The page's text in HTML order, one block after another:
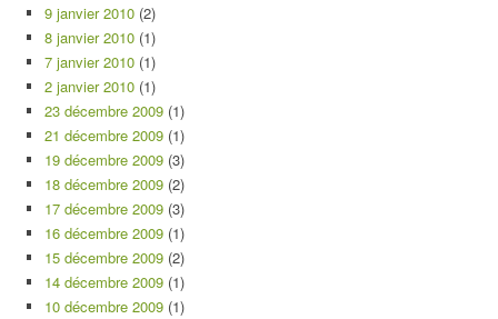
9 janvier 2010 (2)
8 janvier 2010 (1)
7 janvier 2010 (1)
2 janvier 2010 (1)
23 décembre 2009 (1)
21 décembre 2009 (1)
19 décembre 2009 (3)
18 décembre 2009 (2)
17 décembre 2009 (3)
16 décembre 2009 (1)
15 décembre 2009 (2)
14 décembre 2009 (1)
10 décembre 2009 (1)